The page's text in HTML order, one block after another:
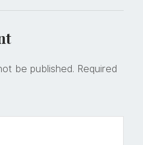
be published. Required